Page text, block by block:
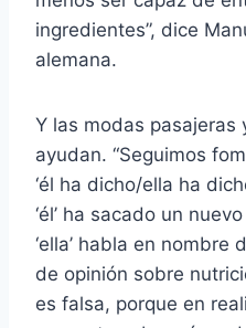
ingredientes”, dice
alemana.
Y las modas pasajeras
ayudan. “Seguimos
‘él ha dicho/ella ha
‘él’ ha sacado un
‘ella’ habla en nombre
de opinión sobre
es falsa, porque en